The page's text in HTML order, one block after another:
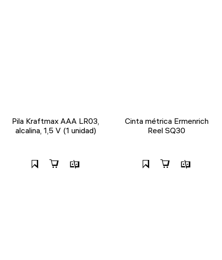
Pila Kraftmax AAA LR03,
alcalina, 1,5 V (1 unidad)
Cinta métrica Ermenrich
Reel SQ30